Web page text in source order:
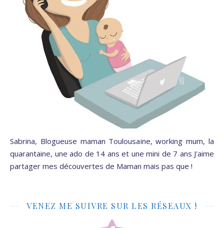
Sabrina, Blogueuse maman Toulousaine, working mum, la
quarantaine, une ado de 14 ans et une mini de 7 ans J'aime
partager mes découvertes de Maman mais pas que !
VENEZ ME SUIVRE SUR LES RÉSEAUX !